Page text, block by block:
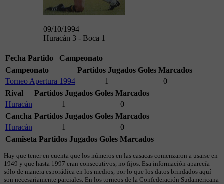
09/10/1994
Huracán 3 - Boca 1
Fecha Partido
Campeonato
Campeonato
Partidos Jugados Goles Marcados
Torneo Apertura 1994
1
0
Rival
Partidos Jugados Goles Marcados
Huracán
1
0
Cancha Partidos Jugados Goles Marcados
Huracán
1
0
Camiseta Partidos Jugados Goles Marcados
Hay que tener en cuenta que los números en las casacas comenzaron a usarse en
1949 y que hasta 1997 eran consecutivos, no fijos. Esa información aparecía
sólo de manera esporádica en los medios, por lo que los datos brindados aquí
son necesariamente parciales. En los torneos de la Confederación Sudamericana